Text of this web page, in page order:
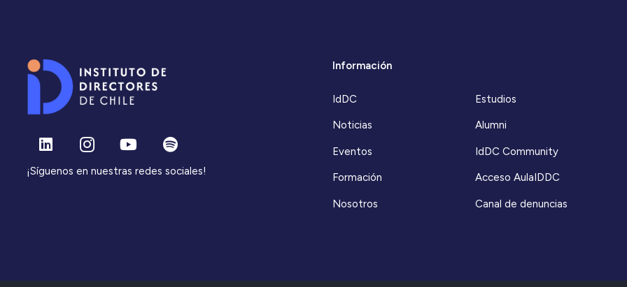
¡Síguenos en nuestras redes sociales!
Información
IdDC
Noticias
Eventos
Formación
Nosotros
Estudios
Alumni
IdDC Community
Acceso AulaIDDC
Canal de denuncias